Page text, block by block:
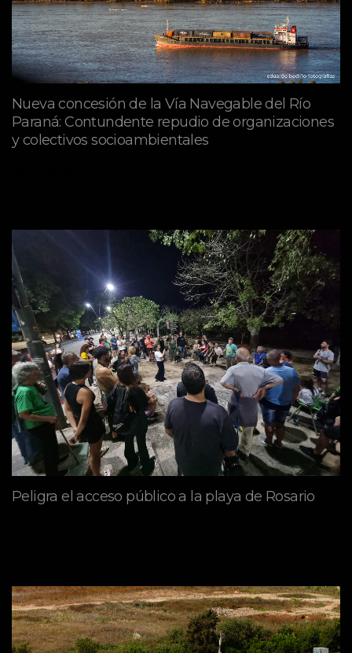
Nueva concesión de la Vía Navegable del Río
Paraná: Contundente repudio de organizaciones
y colectivos socioambientales
Peligra el acceso público a la playa de Rosario